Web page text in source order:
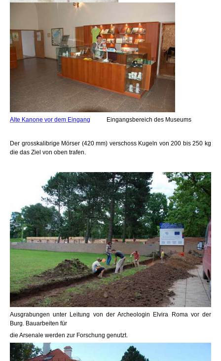
Alte Kanone vor dem Eingang Eingangsbereich des Museums
Der grosskalibrige Mörser (420 mm) verschoss Kugeln von 200 bis 250 kg
die das Ziel von oben trafen.
Ausgrabungen unter Leitung von der Archeologin Elvira Roma vor der
Burg. Bauarbeiten für
die Arsenale werden zur Forschung genutzt.